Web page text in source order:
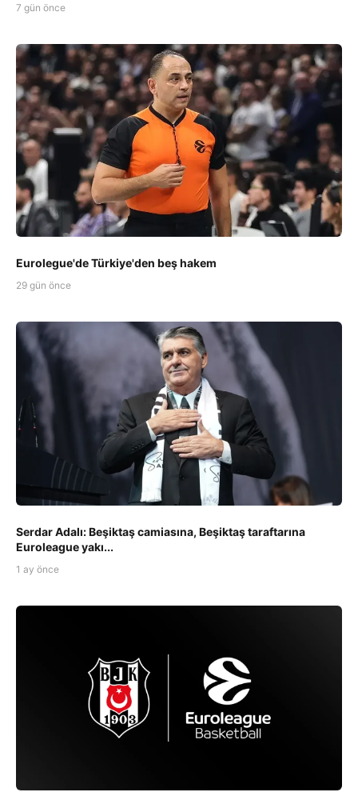
7 gün önce
Eurolegue'de Türkiye'den beş hakem
29 gün önce
Serdar Adalı: Beşiktaş camiasına, Beşiktaş taraftarına
Euroleague yakı...
1 ay önce